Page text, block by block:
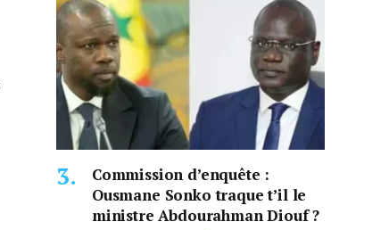
Commission d’enquête :
Ousmane Sonko traque t’il le
ministre Abdourahman Diouf ?